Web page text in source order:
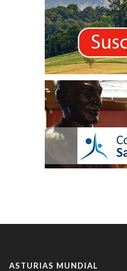
ASTURIAS MUNDIAL